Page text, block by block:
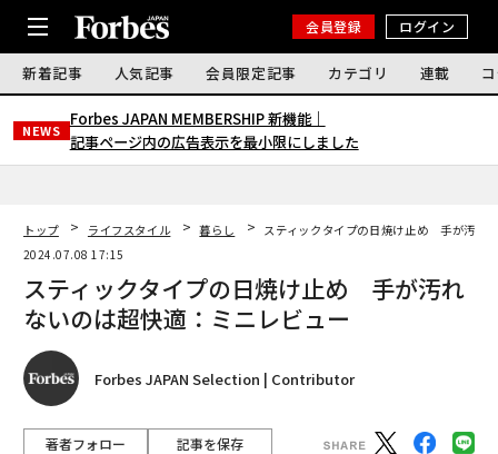
会員登録 ログイン
新着記事 人気記事 会員限定記事 カテゴリ 連載
NEWS
Forbes JAPAN MEMBERSHIP 新機能｜
記事ページ内の広告表示を最小限にしました
トップ ライフスタイル 暮らし
スティックタイプの日焼け止め 手が汚れ
2024.07.08 17:15
スティックタイプの日焼け止め 手が汚れ
ないのは超快適：ミニレビュー
Forbes JAPAN Selection | Contributor
著者フォロー 記事を保存